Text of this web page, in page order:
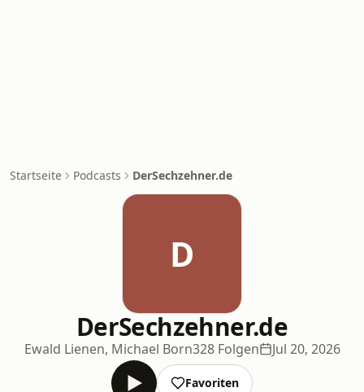
Startseite Podcasts DerSechzehner.de
D
DerSechzehner.de
Ewald Lienen, Michael Born328 Folgen Jul 20, 2026
Favoriten